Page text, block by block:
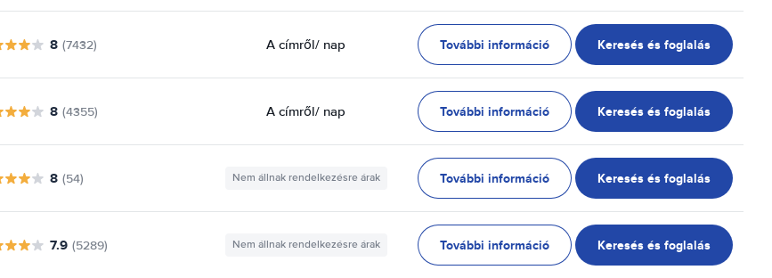
8 (7432) A címről/ nap További információ Keresés és foglalás
8 (4355) A címről/ nap További információ Keresés és foglalás
8 (54) Nem állnak rendelkezésre árak További információ Keresés és foglalás
7.9 (5289) Nem állnak rendelkezésre árak További információ Keresés és foglalás